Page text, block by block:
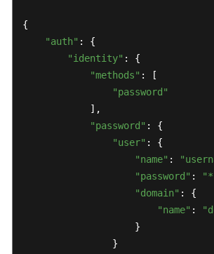
{
"auth" : {
"identity" : {
"methods" : [
"password"
            ],
"password" : {
"user" : {
"name" :
"password" :
"domain" : {
"name" :
                    }
                }